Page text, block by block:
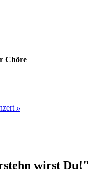
Chöre
»
wirst Du!"